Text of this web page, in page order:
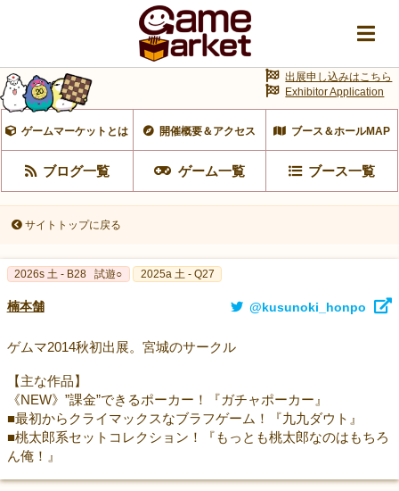
ゲームマーケットとは 開催概要＆アクセス ブース＆ホールMAP
ブログ一覧 ゲーム一覧 ブース一覧
出展申し込みはこちら
Exhibitor Application
サイトトップに戻る
2026s 土 - B28 試遊○ 2025a 土 - Q27
楠本舗 @kusunoki_honpo
ゲムマ2014秋初出展。宮城のサークル
【主な作品】
《NEW》”課金”できるポーカー！『ガチャポーカー』
■最初からクライマックスなブラフゲーム！『九九ダウト』
■桃太郎系セットコレクション！『もっとも桃太郎なのはもちろ
ん俺！』